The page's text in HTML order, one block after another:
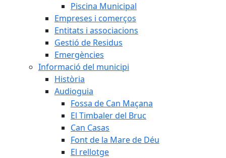
Piscina Municipal
Empreses i comerços
Entitats i associacions
Gestió de Residus
Emergències
Informació del municipi
Història
Audioguia
Fossa de Can Maçana
El Timbaler del Bruc
Can Casas
Font de la Mare de Déu
El rellotge